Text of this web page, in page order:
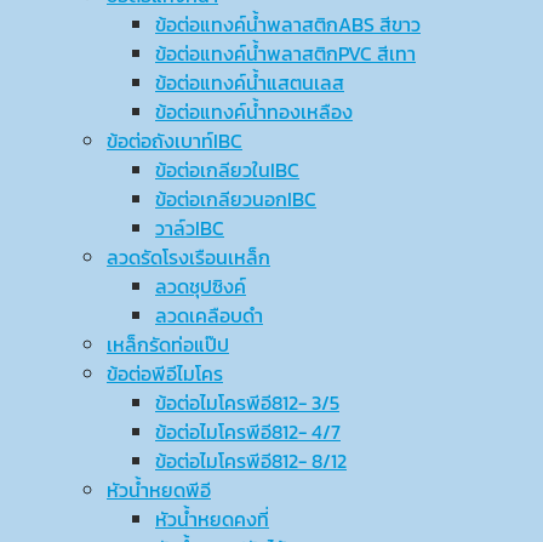
ข้อต่อแทงค์น้ำพลาสติกABS สีขาว
ข้อต่อแทงค์น้ำพลาสติกPVC สีเทา
ข้อต่อแทงค์น้ำแสตนเลส
ข้อต่อแทงค์น้ำทองเหลือง
ข้อต่อถังเบาท์IBC
ข้อต่อเกลียวในIBC
ข้อต่อเกลียวนอกIBC
วาล์วIBC
ลวดรัดโรงเรือนเหล็ก
ลวดชุปซิงค์
ลวดเคลือบดำ
เหล็กรัดท่อแป๊ป
ข้อต่อพีอีไมโคร
ข้อต่อไมโครพีอี812- 3/5
ข้อต่อไมโครพีอี812- 4/7
ข้อต่อไมโครพีอี812- 8/12
หัวน้ำหยดพีอี
หัวน้ำหยดคงที่